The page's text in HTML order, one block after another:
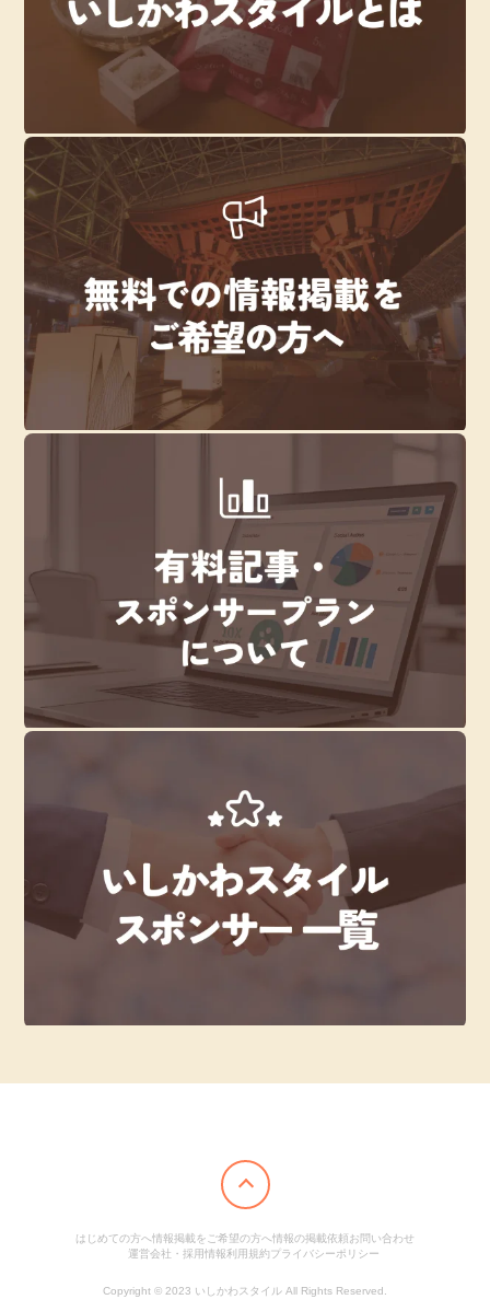
はじめての方へ情報掲載をご希望の方へ情報の掲載依頼お問い合わせ
運営会社・採用情報利用規約プライバシーポリシー
Copyright © 2023 いしかわスタイル All Rights Reserved.